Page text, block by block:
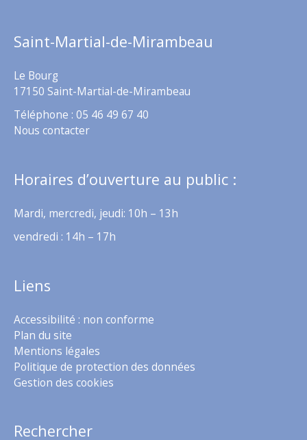
Saint-Martial-de-Mirambeau
Le Bourg
17150 Saint-Martial-de-Mirambeau
Téléphone : 05 46 49 67 40
Nous contacter
Horaires d’ouverture au public :
Mardi, mercredi, jeudi: 10h – 13h
vendredi : 14h – 17h
Liens
Accessibilité : non conforme
Plan du site
Mentions légales
Politique de protection des données
Gestion des cookies
Rechercher